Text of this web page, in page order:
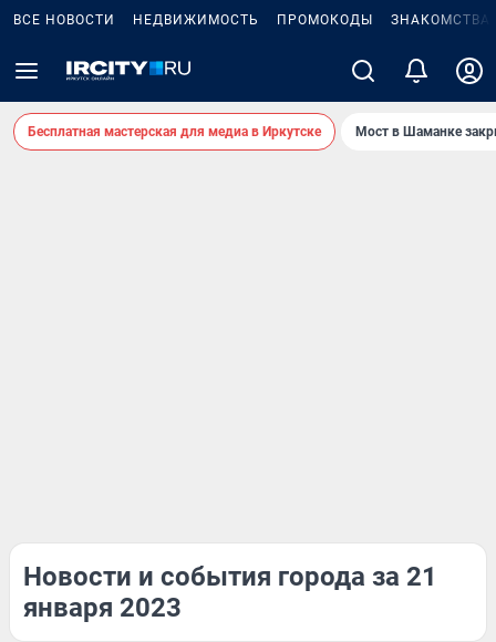
ВСЕ НОВОСТИ НЕДВИЖИМОСТЬ ПРОМОКОДЫ ЗНАКОМСТВА
Бесплатная мастерская для медиа в Иркутске Мост в Шаманке
Новости и события города за 21
января 2023